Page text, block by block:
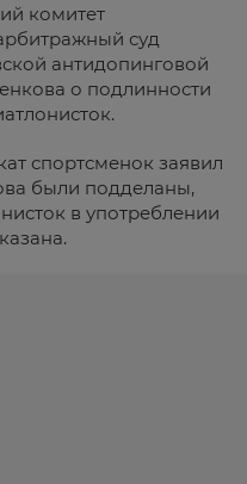
комитет
суд
антидопинговой
о подлинности
спортсменок заявил
были подделаны,
в употреблении